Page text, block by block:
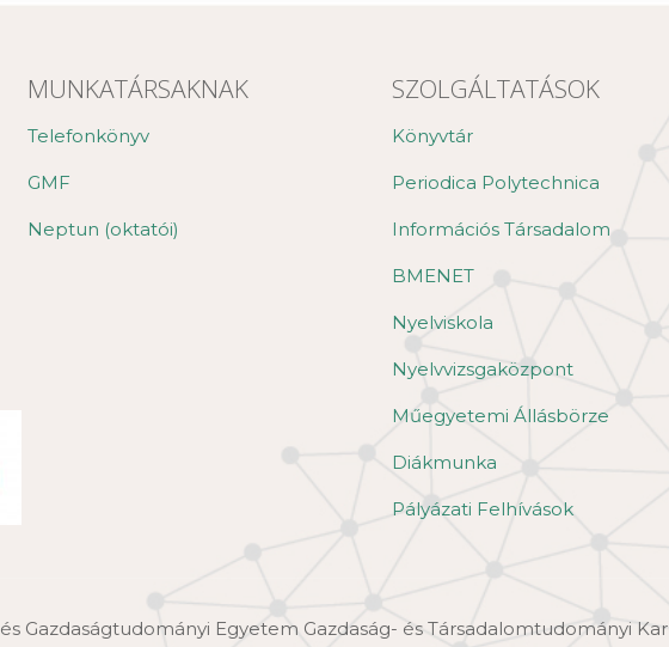
MUNKATÁRSAKNAK
Telefonkönyv
GMF
Neptun (oktatói)
SZOLGÁLTATÁSOK
Könyvtár
Periodica Polytechnica
Információs Társadalom
BMENET
Nyelviskola
Nyelvvizsgaközpont
Műegyetemi Állásbörze
Diákmunka
Pályázati Felhívások
Gazdaságtudományi Egyetem Gazdaság- és Társadalomtudományi Kar